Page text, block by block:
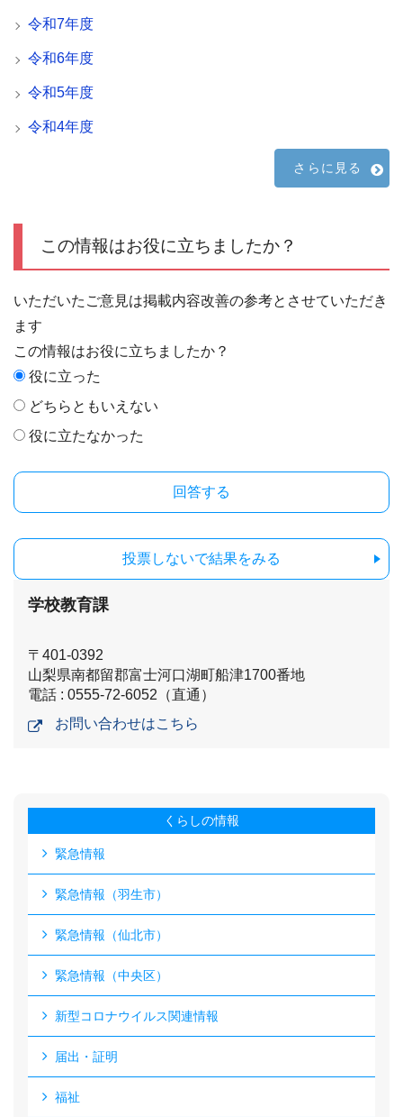
令和7年度
令和6年度
令和5年度
令和4年度
さらに見る
この情報はお役に立ちましたか？
いただいたご意見は掲載内容改善の参考とさせていただき
ます
この情報はお役に立ちましたか？
役に立った
どちらともいえない
役に立たなかった
投票しないで結果をみる
学校教育課
〒401-0392
山梨県南都留郡富士河口湖町船津1700番地
電話 : 0555-72-6052（直通）
お問い合わせはこちら
くらしの情報
緊急情報
緊急情報（羽生市）
緊急情報（仙北市）
緊急情報（中央区）
新型コロナウイルス関連情報
届出・証明
福祉